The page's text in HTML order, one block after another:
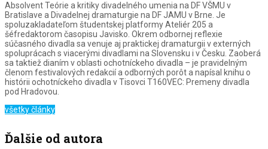
Absolvent Teórie a kritiky divadelného umenia na DF VŠMU v
Bratislave a Divadelnej dramaturgie na DF JAMU v Brne. Je
spoluzakladateľom študentskej platformy Ateliér 205 a
šéfredaktorom časopisu Javisko. Okrem odbornej reflexie
súčasného divadla sa venuje aj praktickej dramaturgii v externých
spoluprácach s viacerými divadlami na Slovensku i v Česku. Zaoberá
sa taktiež dianím v oblasti ochotníckeho divadla – je pravidelným
členom festivalových redakcií a odborných porôt a napísal knihu o
histórii ochotníckeho divadla v Tisovci T160VEC: Premeny divadla
pod Hradovou.
všetky články
Ďalšie od autora